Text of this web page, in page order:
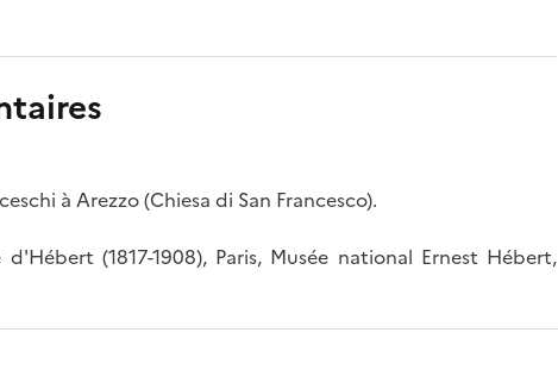
à Arezzo (Chiesa di San Francesco).
(1817-1908), Paris, Musée national Ernest Hébert,